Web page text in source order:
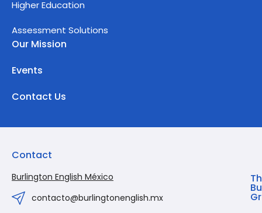
Higher Education
Assessment Solutions
Our Mission
Events
Contact Us
Contact
Burlington English México
contacto@burlingtonenglish.mx